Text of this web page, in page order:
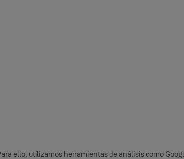
ello, utilizamos herramientas de análisis como